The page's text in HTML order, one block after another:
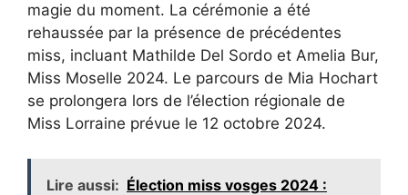
magie du moment. La cérémonie a été
rehaussée par la présence de précédentes
miss, incluant Mathilde Del Sordo et Amelia Bur,
Miss Moselle 2024. Le parcours de Mia Hochart
se prolongera lors de l’élection régionale de
Miss Lorraine prévue le 12 octobre 2024.
Lire aussi: Élection miss vosges 2024 :